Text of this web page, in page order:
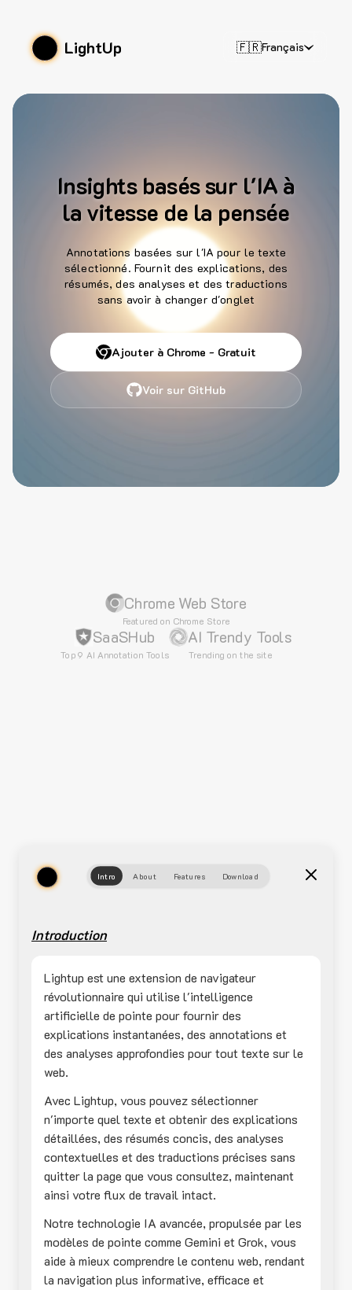
LightUp 🇫🇷Français
Insights basés sur l'IA à
la vitesse de la pensée
Annotations basées sur l'IA pour le texte
sélectionné. Fournit des explications, des
résumés, des analyses et des traductions
sans avoir à changer d'onglet
Ajouter à Chrome - Gratuit
Voir sur GitHub
Chrome Web Store
Featured on Chrome Store
SaaSHub
Top 9 AI Annotation Tools
AI Trendy Tools
Trending on the site
Intro About Features Download
Introduction
Lightup est une extension de navigateur
révolutionnaire qui utilise l'intelligence
artificielle de pointe pour fournir des
explications instantanées, des annotations et
des analyses approfondies pour tout texte sur le
web.
Avec Lightup, vous pouvez sélectionner
n'importe quel texte et obtenir des explications
détaillées, des résumés concis, des analyses
contextuelles et des traductions précises sans
quitter la page que vous consultez, maintenant
ainsi votre flux de travail intact.
Notre technologie IA avancée, propulsée par les
modèles de pointe comme Gemini et Grok, vous
aide à mieux comprendre le contenu web, rendant
la navigation plus informative, efficace et